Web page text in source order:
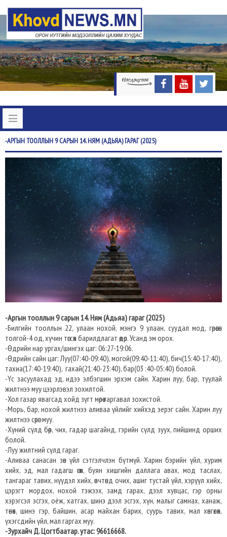
-АРГЫНТООЛЛЫН 9 САРЫН 14. НЯМ (АДЬЯА) ГАРАГ (2025)
-Аргын тооллын 9 сарын 14. Ням (Адьяа) гараг (2025)
-Билгийн тооллын 22, улаан нохой, мэнгэ 9 улаан, суудал мод, гөрөөсөн
толгой-4 од, хүчин төгсөх барилдлагат өдөр. Усанд эм орох.
-Өдрийн нар ургах/шингэх цаг: 06:27-19:06.​
-Өдрийн сайн цаг: Луу(07:40-09:40), могой(09:40-11:40), бич(15:40-17:40),
тахиа(17:40-19:40), гахай(21:40-23:40), бар(03 :40-05:40) болой.
-Үс засуулахад эд, идээ элбэгшин эрхэм сайн. Харин луу, бар, туулай
жилтнээ муу цээрлэвэл зохилтой.
-Хол газар явагсад хойд зүгт мөрөө гаргавал зохистой.
-Морь, бар, нохой жилтнээ аливаа үйлийг хийхэд эерэг сайн. Харин луу
жилтнээ сөрөг муу.
-Хүний сүлд бөөр, чих, гадар шагайнд, гэрийн сүлд зуух, пийшинд орших
болой.
-Луу жилтний сүлд гараг.
-Аливаа санасан зөв үйл сэтгэлчлэн бүтмүй. Харин бэрийн үйл, хурим
хийх, эд, мал гадагш өгөх, буян хишгийн даллага авах, мод таслах,
тангараг тавих, нүүдэл хийх, өвчтөнд очих, ашиг тустай үйл, хэрүүл хийх,
цэрэгт мордох, нохой тэжээх, замд гарах, дээл хувцас, гэр орны
хэрэгсэл эсгэх, оёж, хатгах, шинэ дээл эсгэх, хүн, малыг самнах, ханаж,
төнөх, шинэ гэр, байшин, асар майхан барих, суурь тавих, мал хөнгөлөх,
үхэгсдийн үйл, мал гаргах муу.
-Зурхайч Д. Цогтбаатар. утас: 96616668.